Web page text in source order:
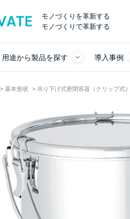
モノづくりを革新する
モノづくりで革新する
用途から製品を探す 導入事例
> 基本形状 > 吊り下げ式密閉容器（クリップ式